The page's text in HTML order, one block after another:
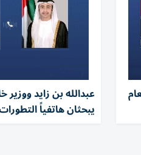
عبدالله بن زايد ووزير
يبحثان هاتفياً